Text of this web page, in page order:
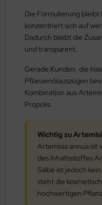
Die Formulierung
konzentriert sich auf
Dadurch bleibt die
und transparent.
Gerade Kunden, die
Pflanzenölauszügen
Kombination aus
Propolis.
Wichtig zu
Artemisia annua ist
des Inhaltsstoffes
Salbe ist jedoch
steht die
hochwertigen